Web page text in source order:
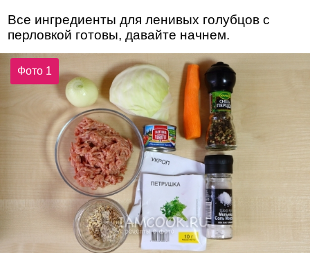
Все ингредиенты для ленивых голубцов с
перловкой готовы, давайте начнем.
Фото 1